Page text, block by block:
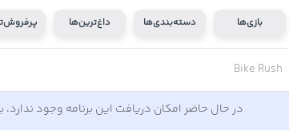
بازی‌ها دسته‌بندی‌ها داغ‌ترین‌ها
Bike Rush
در حال حاضر امکان دریافت این برنامه وجود